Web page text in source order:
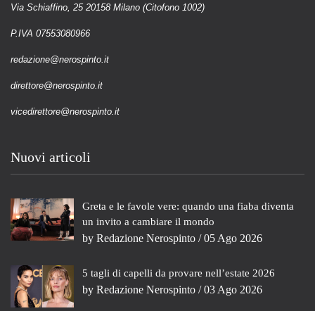
Via Schiaffino, 25 20158 Milano (Citofono 1002)
P.IVA 07553080966
redazione@nerospinto.it
direttore@nerospinto.it
vicedirettore@nerospinto.it
Nuovi articoli
Greta e le favole vere: quando una fiaba diventa
un invito a cambiare il mondo
by Redazione Nerospinto / 05 Ago 2026
5 tagli di capelli da provare nell’estate 2026
by Redazione Nerospinto / 03 Ago 2026